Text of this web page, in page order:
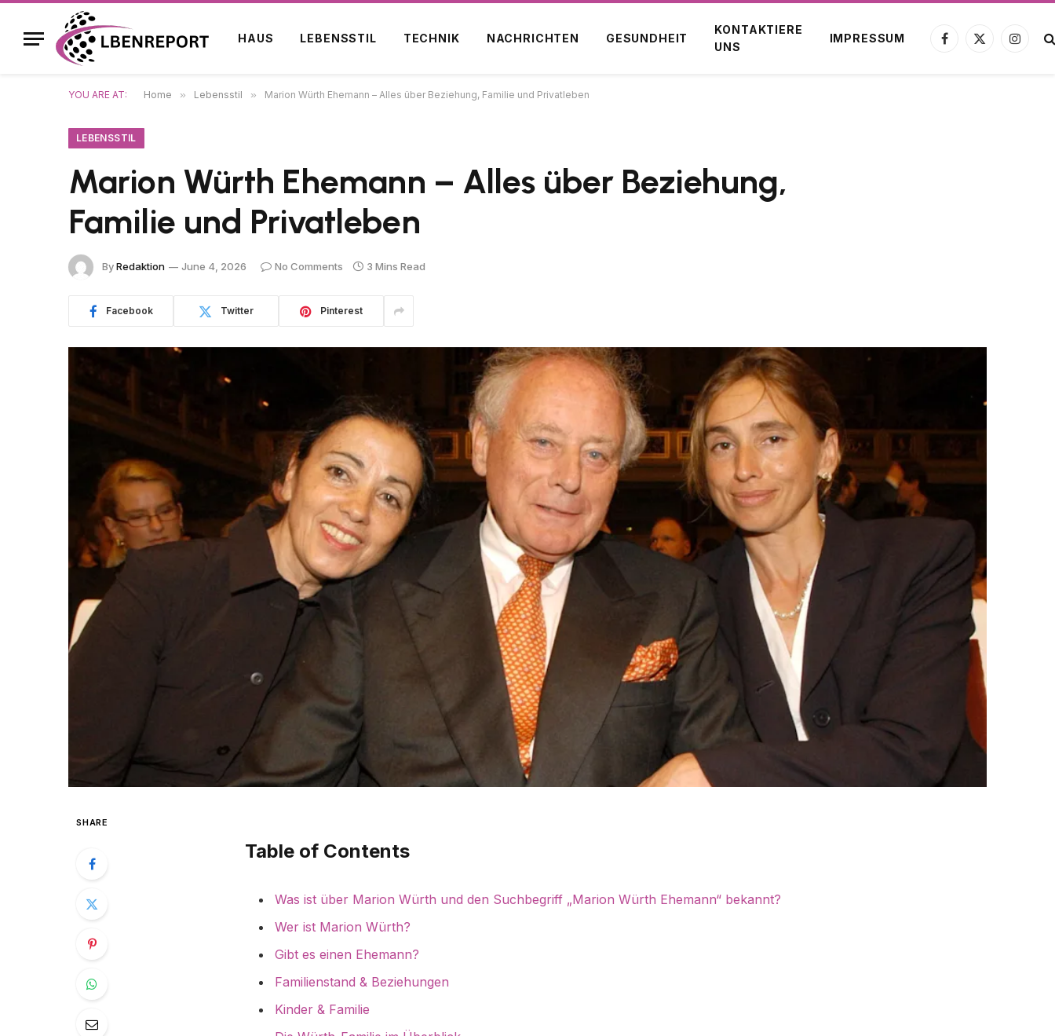
HAUS LEBENSSTIL TECHNIK NACHRICHTEN GESUNDHEIT
KONTAKTIERE
UNS
IMPRESSUM
Facebook
X
YOU ARE AT: Home » Lebensstil » Marion Würth Ehemann – Alles über Beziehung, Familie und Privatleben
LEBENSSTIL
Marion Würth Ehemann – Alles über Beziehung,
Familie und Privatleben
ByRedaktion June 4, 2026 No Comments 3 Mins Read
Facebook Twitter Pinterest
SHARE
Table of Contents
Was ist über Marion Würth und den Suchbegriff „Marion Würth Ehemann“ bekannt?
Wer ist Marion Würth?
Gibt es einen Ehemann?
Familienstand & Beziehungen
Kinder & Familie